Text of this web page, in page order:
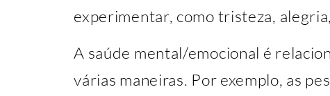
experimentar, como tristeza,
A saúde mental/emocional é
várias maneiras. Por exemplo, as